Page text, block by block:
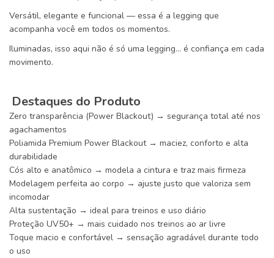
Versátil, elegante e funcional — essa é a legging que
acompanha você em todos os momentos.
Iluminadas, isso aqui não é só uma legging… é confiança em cada
movimento.
Destaques do Produto
Zero transparência (Power Blackout) → segurança total até nos
agachamentos
Poliamida Premium Power Blackout → maciez, conforto e alta
durabilidade
Cós alto e anatômico → modela a cintura e traz mais firmeza
Modelagem perfeita ao corpo → ajuste justo que valoriza sem
incomodar
Alta sustentação → ideal para treinos e uso diário
Proteção UV50+ → mais cuidado nos treinos ao ar livre
Toque macio e confortável → sensação agradável durante todo
o uso